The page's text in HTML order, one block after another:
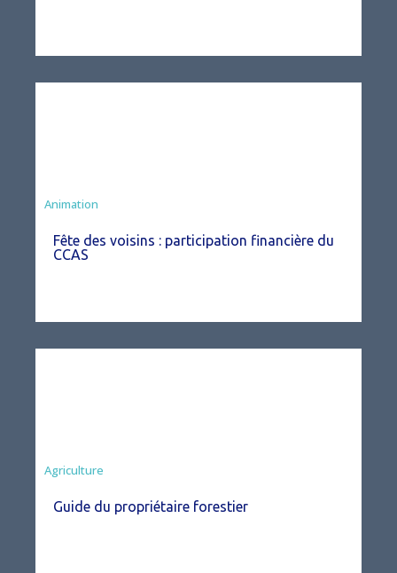
Animation
Fête des voisins : participation financière du
CCAS
Agriculture
Guide du propriétaire forestier